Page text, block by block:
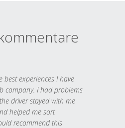
best experiences I have
company. I had problems
driver stayed with me
helped me sort
recommend this